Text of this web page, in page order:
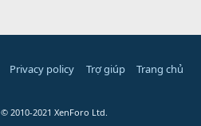
Privacy policy Trợ giúp Trang chủ
© 2010-2021 XenForo Ltd.